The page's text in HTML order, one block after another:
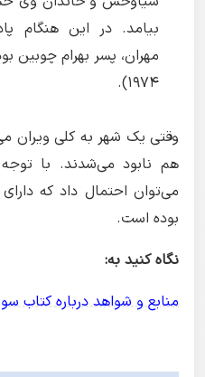
بیامد. در این هنگام
۱۹۷۴).
وقتی یک شهر به کلی ویران
هم نابود می‌شدند. با
می‌توان احتمال داد که
بوده است.
نگاه کنید به:
منابع و شواهد درباره کتاب